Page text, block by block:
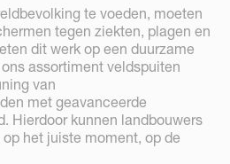
te voeden, moeten
tegen ziekten, plagen en
dit werk op een duurzame
assortiment veldspuiten
van
met geavanceerde
Hierdoor kunnen landbouwers
het juiste moment, op de